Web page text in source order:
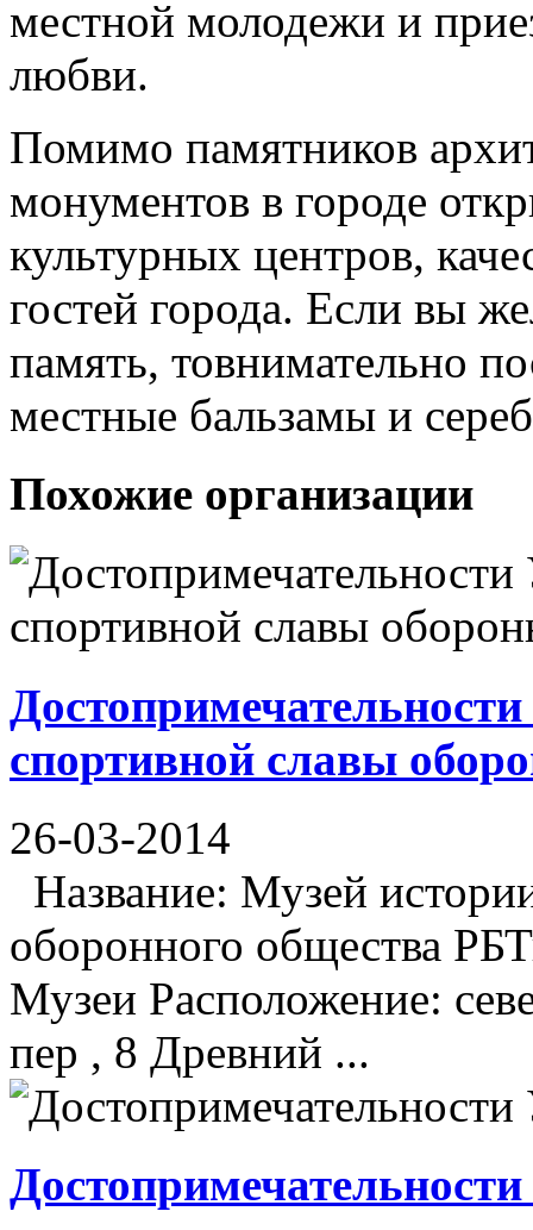
местной молодежи и
любви.
Помимо памятников
монументов в городе
культурных центров,
гостей города. Если вы
память, товнимательно
местные бальзамы и
Похожие организации
спортивной славы
26-03-2014
Название: Музей
оборонного общества
Музеи Расположение:
пер , 8 Древний ...